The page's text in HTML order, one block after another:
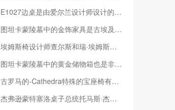
E1027边桌是由爱尔兰设计师设计的一件著名家具作品
图坦卡蒙陵墓中的金饰家具是古埃及家具著名作品
埃姆斯椅设计师查尔斯和瑞·埃姆斯设计的经典家具
​图坦卡蒙陵墓中的黄金储物箱也是非常著名的文物
古罗马的-Cathedra特殊的宝座椅有装饰性的雕刻和细节
杰弗逊蒙特塞洛桌子总统托马斯·杰弗逊使用的一张桌子